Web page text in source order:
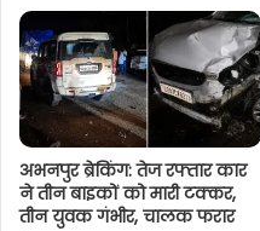
अभनपुर ब्रेकिंग: तेज रफ्तार कार
ने तीन बाइकों को मारी टक्कर,
तीन युवक गंभीर, चालक फरार